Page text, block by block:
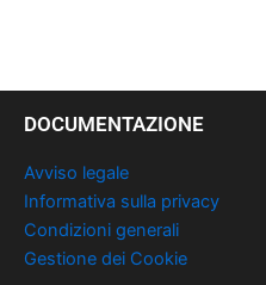
DOCUMENTAZIONE
Avviso legale
Informativa sulla privacy
Condizioni generali
Gestione dei Cookie